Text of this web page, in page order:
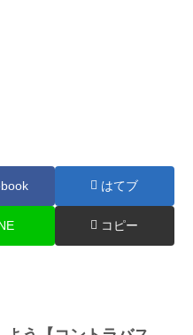
はてブ
コピー